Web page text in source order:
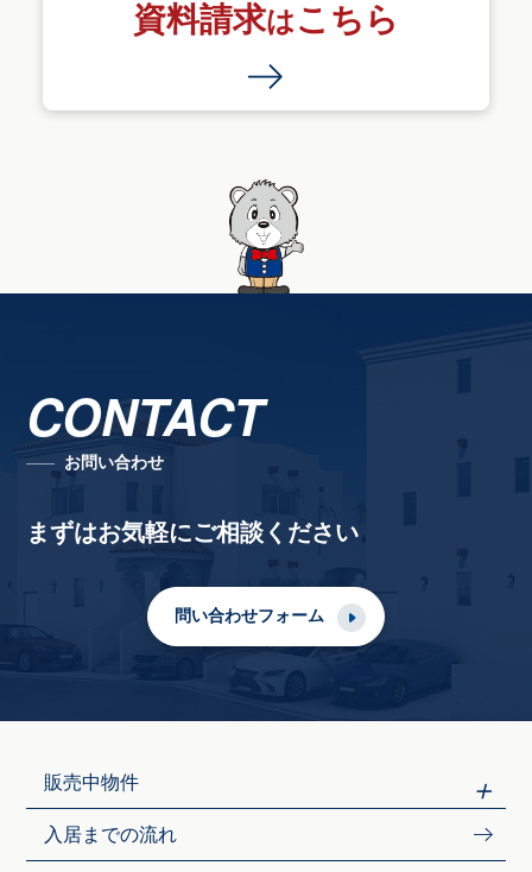
資料請求はこちら
CONTACT
お問い合わせ
まずはお気軽にご相談ください
問い合わせフォーム
販売中物件
入居までの流れ